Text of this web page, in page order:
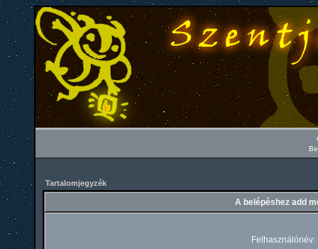
Tartalomjegyzék
A belépéshez add
Felhasználónév: